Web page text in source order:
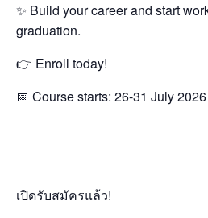
✨ Build your career and start
graduation.
👉 Enroll today!
📅 Course starts: 26-31 July 2026
เปิดรับสมัครแล้ว!